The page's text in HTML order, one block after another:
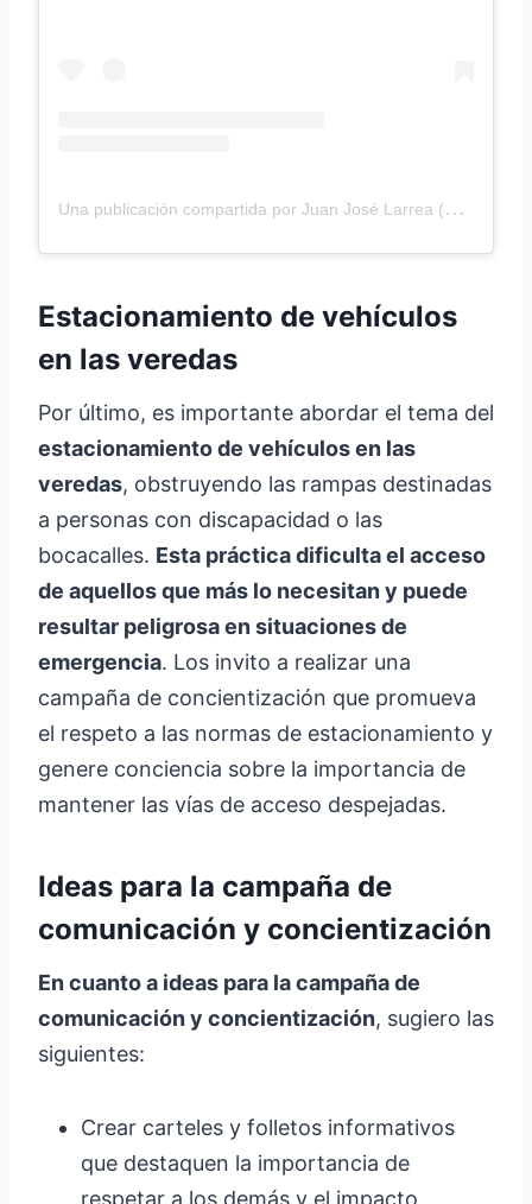
U
na publicación compartida por Juan José Larrea (@jjlarrea)
Estacionamiento de vehículos
en las veredas
Por último, es importante abordar el tema del
estacionamiento de vehículos en las
veredas, obstruyendo las rampas destinadas
a personas con discapacidad o las
bocacalles. Esta práctica dificulta el acceso
de aquellos que más lo necesitan y puede
resultar peligrosa en situaciones de
emergencia. Los invito a realizar una
campaña de concientización que promueva
el respeto a las normas de estacionamiento y
genere conciencia sobre la importancia de
mantener las vías de acceso despejadas.
Ideas para la campaña de
comunicación y concientización
En cuanto a ideas para la campaña de
comunicación y concientización, sugiero las
siguientes:
Crear carteles y folletos informativos
que destaquen la importancia de
respetar a los demás y el impacto